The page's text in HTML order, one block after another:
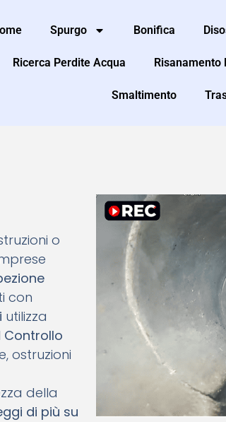
Spurgo Bonifica
Ricerca Perdite Acqua Risanamento
Smaltimento
o
con
utilizza
Controllo
ostruzioni
della
di più su